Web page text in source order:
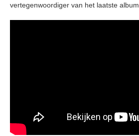
vertegenwoordiger van het laatste album.